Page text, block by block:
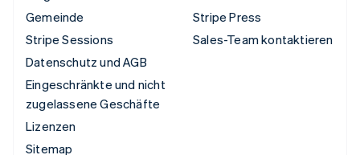
Gemeinde
Stripe Sessions
Datenschutz und AGB
Eingeschränkte und nicht
zugelassene Geschäfte
Lizenzen
Sitemap
Stripe Press
Sales-Team kontaktieren